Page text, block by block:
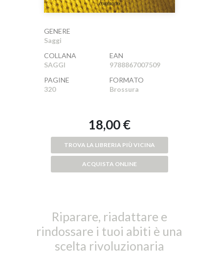
GENERE
Saggi
COLLANA
SAGGI
EAN
9788867007509
PAGINE
320
FORMATO
Brossura
18,00 €
TROVA LA LIBRERIA PIÙ VICINA
ACQUISTA ONLINE
Riparare, riadattare e
rindossare i tuoi abiti è una
scelta rivoluzionaria